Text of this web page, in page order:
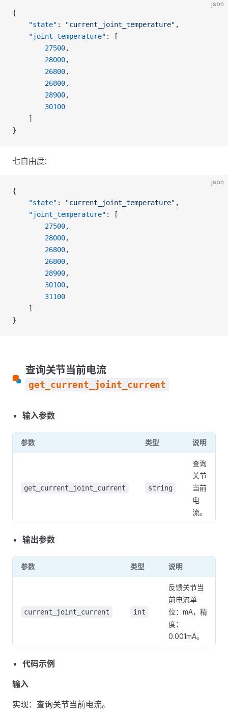
json
{
    "state"
: "current_joint_temperature" ,
    "joint_temperature"
: [
        27500
,
        28000
,
        26800
,
        26800
,
        28900
,
        30100
    ]
}
七自由度:
json
{
    "state"
: "current_joint_temperature" ,
    "joint_temperature"
: [
        27500
,
        28000
,
        26800
,
        26800
,
        28900
,
        30100
,
        31100
    ]
}
查询关节当前电流
get_current_joint_current
输入参数
参数 类型 说明
get_current_joint_current string
查询
关节
当前
电
流。
输出参数
参数 类型 说明
current_joint_current int
反馈关节当
前电流单
位：mA，精
度：
0.001mA。
代码示例
输入
实现：查询关节当前电流。